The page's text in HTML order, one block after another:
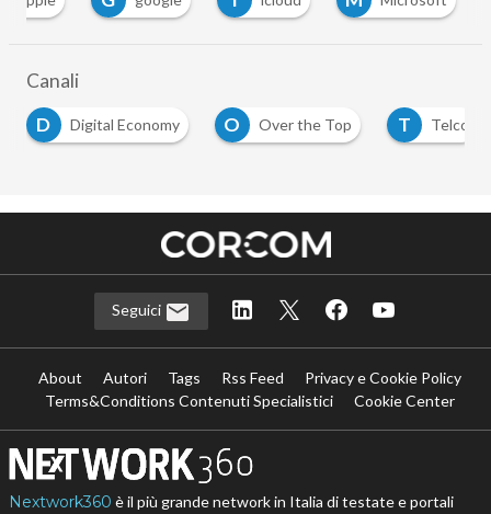
Canali
D
Digital Economy O Over the Top T Telco
Seguici
About Autori Tags Rss Feed
Privacy e Cookie Policy
Terms&Conditions Contenuti Specialistici
Cookie Center
Nextwork360 è il più grande network in Italia di testate e portali